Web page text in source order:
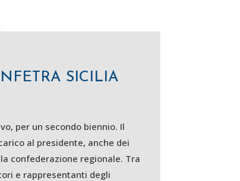
SICILIA
per un secondo biennio. Il
al presidente, anche dei
confederazione regionale. Tra
e rappresentanti degli